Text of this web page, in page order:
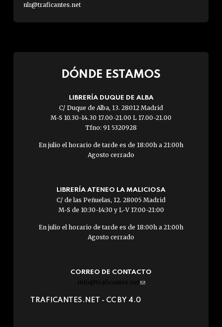
nlr@traficantes.net
DÓNDE ESTAMOS
LIBRERÍA DUQUE DE ALBA
C/ Duque de Alba, 13. 28012 Madrid
M-S 10.30-14.30 17.00-21.00 L 17.00-21.00
Tfno: 91 5320928
En julio el horario de tarde es de 18:00h a 21:00h
Agosto cerrado
LIBRERÍA ATENEO LA MALICIOSA
C/ de las Peñuelas, 12. 28005 Madrid
M-S de 10:30-14:30 y L-V 17:00-21:00
En julio el horario de tarde es de 18:00h a 21:00h
Agosto cerrado
CORREO DE CONTACTO
info@traficantes.net (link
e-
TRAFICANTES.NET - CC BY 4.0